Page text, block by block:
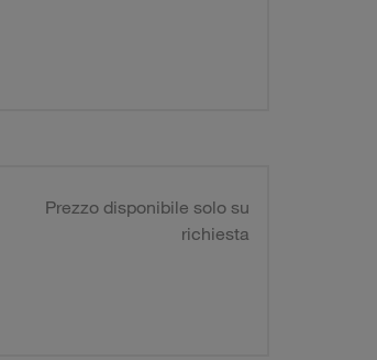
Prezzo disponibile solo su
richiesta